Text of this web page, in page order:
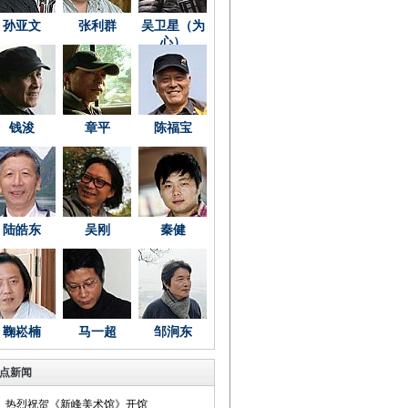
孙亚文 张利群
吴卫星（为
心）
钱浚 章平 陈福宝
陆皓东 吴刚 秦健
鞠崧楠 马一超 邹涧东
新闻
热烈祝贺《新峰美术馆》开馆